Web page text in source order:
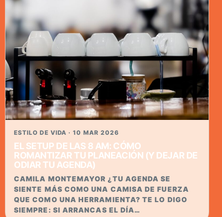
ESTILO DE VIDA · 10 MAR 2026
EL SETUP DE LAS 8 AM: CÓMO
ROMANTIZAR TU PLANEACIÓN (Y DEJAR DE
ODIAR TU AGENDA)
CAMILA MONTEMAYOR ¿TU AGENDA SE
SIENTE MÁS COMO UNA CAMISA DE FUERZA
QUE COMO UNA HERRAMIENTA? TE LO DIGO
SIEMPRE: SI ARRANCAS EL DÍA…